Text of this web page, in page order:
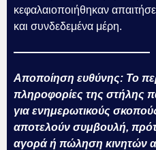
κεφαλαιοποιήθηκαν
και συνδεδεμένα μέρη.
Αποποίηση ευθύνης: Το
πληροφορίες της στήλης
για ενημερωτικούς
αποτελούν συμβουλή,
αγορά ή πώληση κινητών